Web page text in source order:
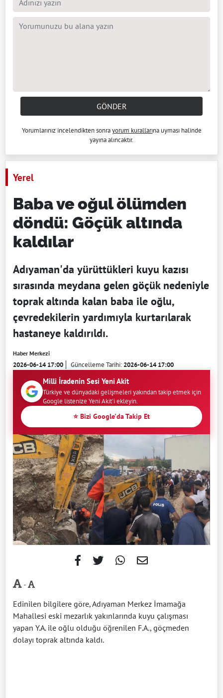
GÖNDER
Yorumlarınız incelendikten sonrayorum kurallarına uyması halinde
yayına alıncaktır.
Yerel
Baba ve oğul ölümden
döndü: Göçük altında
kaldılar
Adıyaman'da yürüttükleri kuyu kazısı
sırasında meydana gelen göçük nedeniyle
toprak altında kalan baba ile oğlu,
çevredekilerin yardımıyla kurtarılarak
hastaneye kaldırıldı.
Haber Merkezi
2026-06-14 17:00 Güncelleme Tarihi:2026-06-14 17:00
Milli İradenin Sesi Yeni Akit
Türkiye ve dünyadaki gelişmeleri yakından takip etmek için
Google listenize Yeni Akit'i ekleyin.
⭐ Bizi Google'da Takip Et
-
Edinilen bilgilere göre, Adıyaman Merkez İmamağa
Mahallesi eski mezarlık yakınlarında kuyu çalışması
yapan Y.A. ile oğlu olduğu öğrenilen F.A., göçmeden
dolayı toprak altında kaldı.